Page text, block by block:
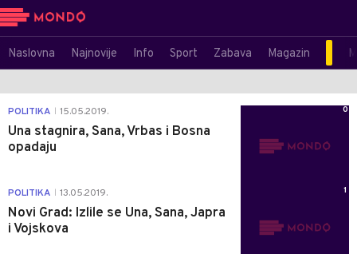
Naslovna Najnovije Info Sport Zabava Magazin
POLITIKA 15.05.2019.
Una stagnira, Sana, Vrbas i Bosna
opadaju
0
POLITIKA 13.05.2019.
Novi Grad: Izlile se Una, Sana, Јapra
i Vojskova
1